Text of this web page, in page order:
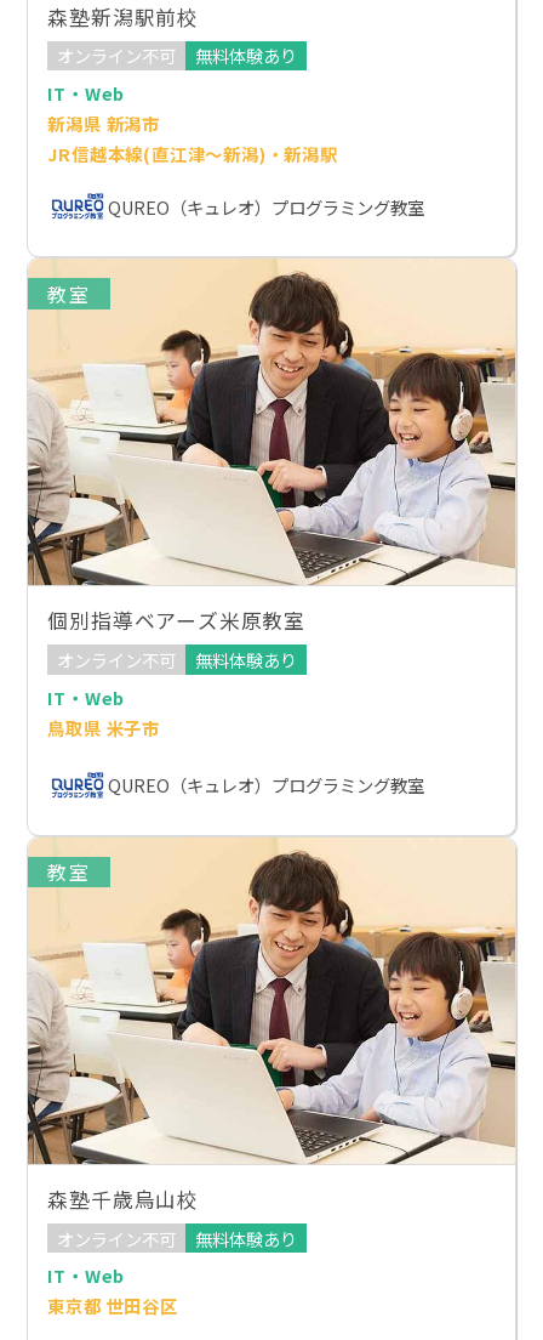
森塾新潟駅前校
オンライン不可
無料体験あり
IT・Web
新潟県 新潟市
JR信越本線(直江津～新潟)・新潟駅
QUREO（キュレオ）プログラミング教室
教室
個別指導ベアーズ米原教室
オンライン不可
無料体験あり
IT・Web
鳥取県 米子市
QUREO（キュレオ）プログラミング教室
教室
森塾千歳烏山校
オンライン不可
無料体験あり
IT・Web
東京都 世田谷区